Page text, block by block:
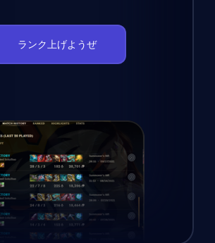
ランク上げようぜ